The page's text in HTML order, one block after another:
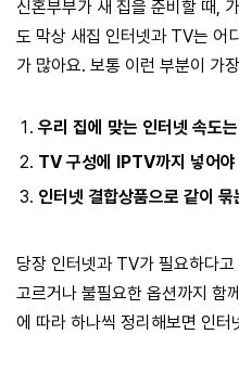
신혼부부가 새 집을 준비할 때,
도 막상 새집 인터넷과 TV는 어
가 많아요. 보통 이런 부분이 가
우리 집에 맞는 인터넷 속도
TV 구성에 IPTV까지 넣어야
인터넷 결합상품으로 같이 묶
당장 인터넷과 TV가 필요하다
고르거나 불필요한 옵션까지 함
에 따라 하나씩 정리해보면 인